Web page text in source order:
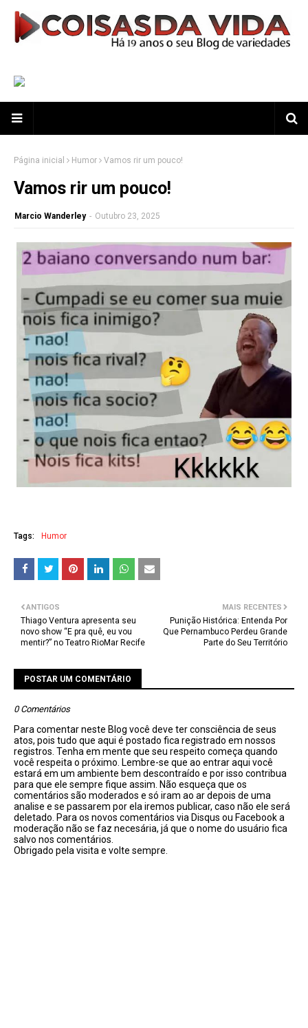
Página inicial Humor Vamos rir um pouco!
Vamos rir um pouco!
Marcio Wanderley - Outubro 23, 2025
Tags: Humor
MAIS RECENTES
Punição Histórica: Entenda Por
Que Pernambuco Perdeu Grande
Parte do Seu Território
ANTIGOS
Thiago Ventura apresenta seu
novo show “E pra quê, eu vou
mentir?” no Teatro RioMar Recife
POSTAR UM COMENTÁRIO
0 Comentários
Para comentar neste Blog você deve ter consciência de seus
atos, pois tudo que aqui é postado fica registrado em nossos
registros. Tenha em mente que seu respeito começa quando
você respeita o próximo. Lembre-se que ao entrar aqui você
estará em um ambiente bem descontraído e por isso contribua
para que ele sempre fique assim. Não esqueça que os
comentários são moderados e só iram ao ar depois de uma
analise e se passarem por ela iremos publicar, caso não ele será
deletado. Para os novos comentários via Disqus ou Facebook a
moderação não se faz necesária, já que o nome do usuário fica
salvo nos comentários.
Obrigado pela visita e volte sempre.